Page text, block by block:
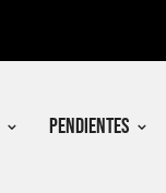
PENDIENTES